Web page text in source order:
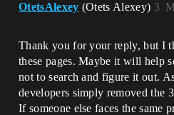
OtetsAlexey (Otets Alexey) 3
Thank you for your reply, but I
these pages. Maybe it will help
not to search and figure it out.
developers simply removed the
If someone else faces the same